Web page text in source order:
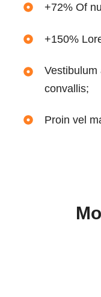
+72% Of
+150%
Vestibulum
convallis;
Proin vel